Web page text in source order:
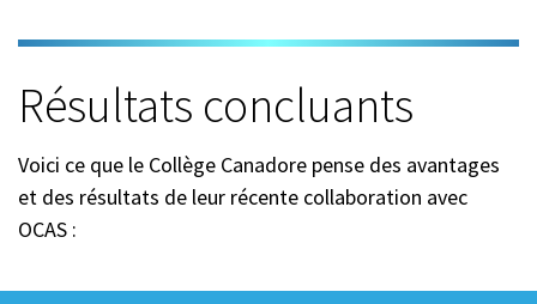
Résultats concluants
Voici ce que le Collège Canadore pense des avantages
et des résultats de leur récente collaboration avec
OCAS :